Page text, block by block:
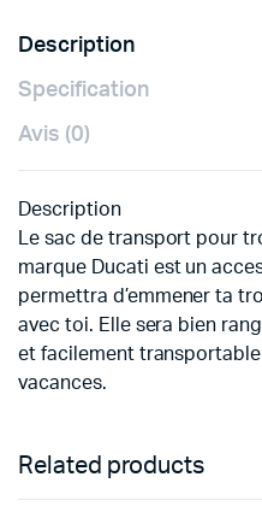
Description
Specification
Avis (0)
Description
Le sac de transport pour
marque Ducati est un
permettra d’emmener ta
avec toi. Elle sera bien
et facilement
vacances.
Related products